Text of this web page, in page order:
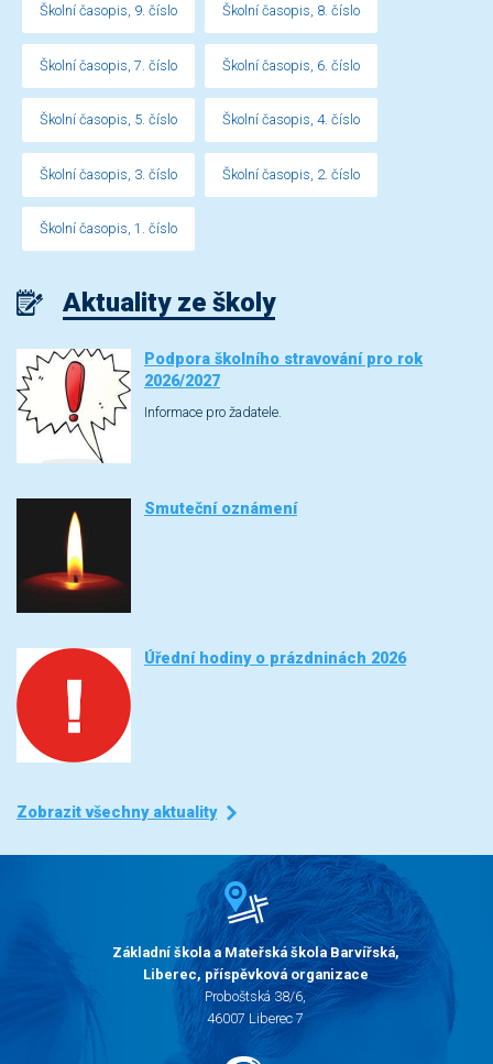
Školní časopis, 9. číslo Školní časopis, 8. číslo
Školní časopis, 7. číslo Školní časopis, 6. číslo
Školní časopis, 5. číslo Školní časopis, 4. číslo
Školní časopis, 3. číslo Školní časopis, 2. číslo
Školní časopis, 1. číslo
Aktuality ze školy
Podpora školního stravování pro rok
2026/2027
Informace pro žadatele.
Smuteční oznámení
Úřední hodiny o prázdninách 2026
Zobrazit všechny aktuality
Základní škola a Mateřská škola Barvířská,
Liberec, příspěvková organizace
Proboštská 38/6,
46007 Liberec 7